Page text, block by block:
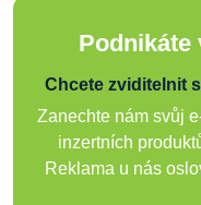
Podnikáte
Chcete zviditelnit
Zanechte nám svůj
inzertních
Reklama u nás